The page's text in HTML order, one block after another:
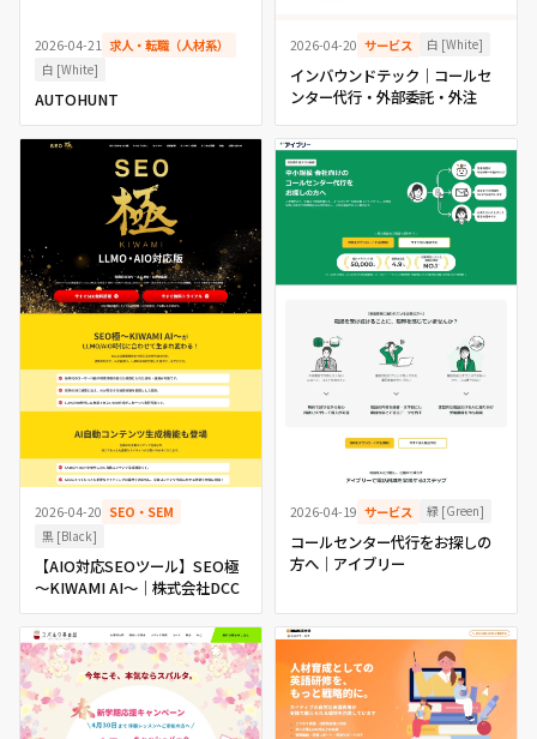
2026-04-21 求人・転職（人材系）
白 [White]
AUTOHUNT
2026-04-20 サービス 白 [White]
インバウンドテック｜コールセ
ンター代行・外部委託・外注
2026-04-20 SEO・SEM
黒 [Black]
【AIO対応SEOツール】SEO極
～KIWAMI AI～｜株式会社DCC
2026-04-19 サービス 緑 [Green]
コールセンター代行をお探しの
方へ｜アイブリー